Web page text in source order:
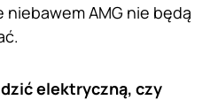
AMG nie będą
elektryczną, czy